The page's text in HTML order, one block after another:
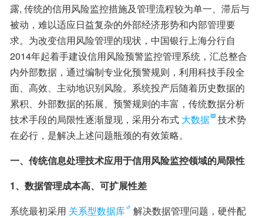
露, 传统的信用风险监控措施及管理流程较为单一、滞后与
被动，难以适应日益复杂的外部经济形势和内部管理要
求。为改变信用风险管理的现状，中国银行上海分行自
2014年起着手建设信用风险预警监控管理系统，汇总整合
内外部数据，通过编制专业化预警规则，利用科技手段全
面、高效、主动地识别风险。系统投产后随着历史数据的
累积、外部数据的拓展、预警规则的丰富，传统数据分析
技术手段的局限性逐渐显现，采用分布式 大数据
技术势
在必行，是解决上述问题瓶颈的有效策略。
一、传统信息处理技术应用于信用风险监控领域的局限性
1、数据管理成本高、可扩展性差
系统最初采用 关系型数据库
解决数据管理问题，硬件配